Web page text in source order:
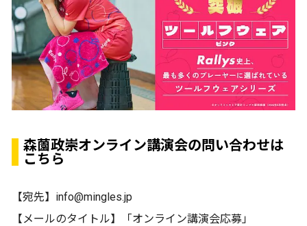
森薗政崇オンライン講演会の問い合わせは
こちら
【宛先】info@mingles.jp
【メールのタイトル】「オンライン講演会応募」